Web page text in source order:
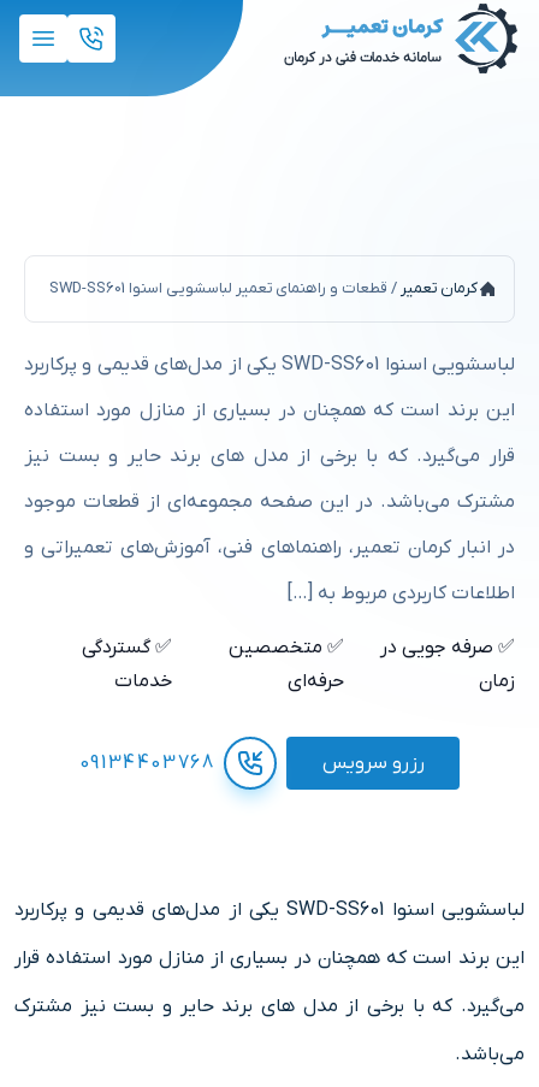
کرمان تعمیر / قطعات و راهنمای تعمیر لباسشویی اسنوا SWD-SS601
لباسشویی اسنوا SWD-SS601 یکی از مدل‌های قدیمی و پرکاربرد
این برند است که همچنان در بسیاری از منازل مورد استفاده
قرار می‌گیرد. که با برخی از مدل های برند حایر و بست نیز
مشترک می‌باشد. در این صفحه مجموعه‌ای از قطعات موجود
در انبار کرمان تعمیر، راهنماهای فنی، آموزش‌های تعمیراتی و
اطلاعات کاربردی مربوط به […]
✅ صرفه جویی در
زمان
✅ متخصصین
حرفه‌ای
✅ گستردگی
خدمات
رزرو سرویس 09134403768
لباسشویی اسنوا SWD-SS601 یکی از مدل‌های قدیمی و پرکاربرد
این برند است که همچنان در بسیاری از منازل مورد استفاده قرار
می‌گیرد. که با برخی از مدل های برند حایر و بست نیز مشترک
می‌باشد.